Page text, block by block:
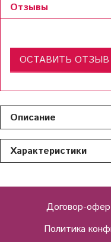
Отзывы
ОСТАВИТЬ ОТЗЫВ
Описание
Характеристики
Договор-
Политика